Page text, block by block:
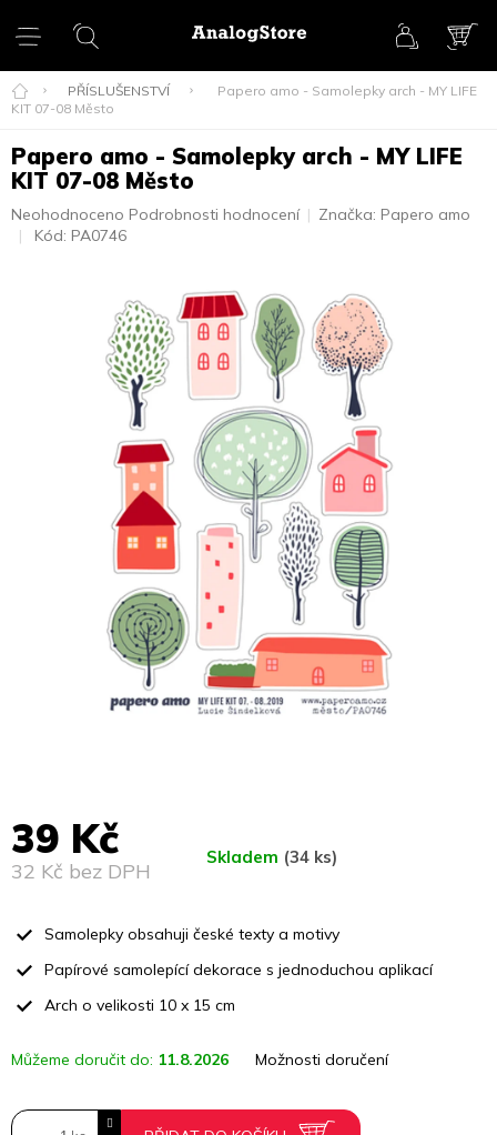
obsah
PŘÍSLUŠENSTVÍ
Papero amo - Samolepky arch - MY LIFE
KIT 07-08 Město
Papero amo - Samolepky arch - MY LIFE
KIT 07-08 Město
Průměrné
hodnocení
Neohodnoceno Podrobnosti hodnocení Značka: Papero amo
Kód: PA0746
39 Kč
32 Kč bez DPH
cena:
Skladem (34 ks)
Můžeme doručit do: 11.8.2026 Možnosti doručení
Samolepky obsahuji české texty a motivy
Papírové samolepící dekorace s jednoduchou aplikací
Arch o velikosti 10 x 15 cm